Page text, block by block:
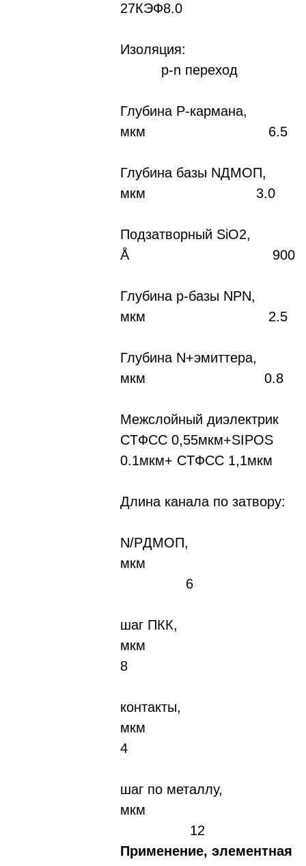
27КЭФ8.0
Изоляция:
p-n переход
Глубина P-кармана,
мкм 6.5
Глубина базы NДMOП,
мкм 3.0
Подзатворный SiO2,
Å 900
Глубина p-базы NPN,
мкм 2.5
Глубина N+эмиттера,
мкм 0.8
Межслойный диэлектрик
СTФСС 0,55мкм+SIPOS
0.1мкм+ СTФСС 1,1мкм
Длина канала по затвору:
N/PДMOП,
мкм
6
шаг ПКК,
8
контакты,
4
шаг по металлу,
мкм
12
Применение, элементная